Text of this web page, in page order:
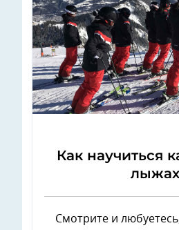
Как научиться
лыжах
Смотрите и